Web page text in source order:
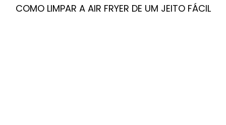
COMO LIMPAR A AIR FRYER DE UM JEITO FÁCIL